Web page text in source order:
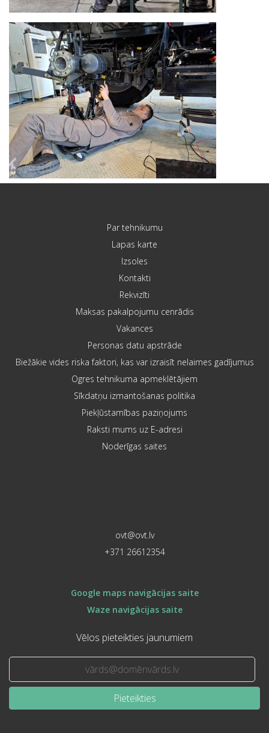
Par tehnikumu
Lapas karte
Izsoles
Kontakti
Rekvizīti
Maksas pakalpojumu cenrādis
Vakances
Personas datu apstrāde
Biežākie vides riska faktori, kas var izraisīt nelaimes gadījumus
Ogres tehnikuma apmeklētājiem
Sīkdatņu izmantošanas politika
Piekļūstamības paziņojums
Raksti mums uz E-adresi
Noderīgas saites
ovt@ovt.lv
+371 26612354
Google maps navigācijas saite
Waze navigācijas saite
Vēlos pieteikties jaunumiem
Pieteikties